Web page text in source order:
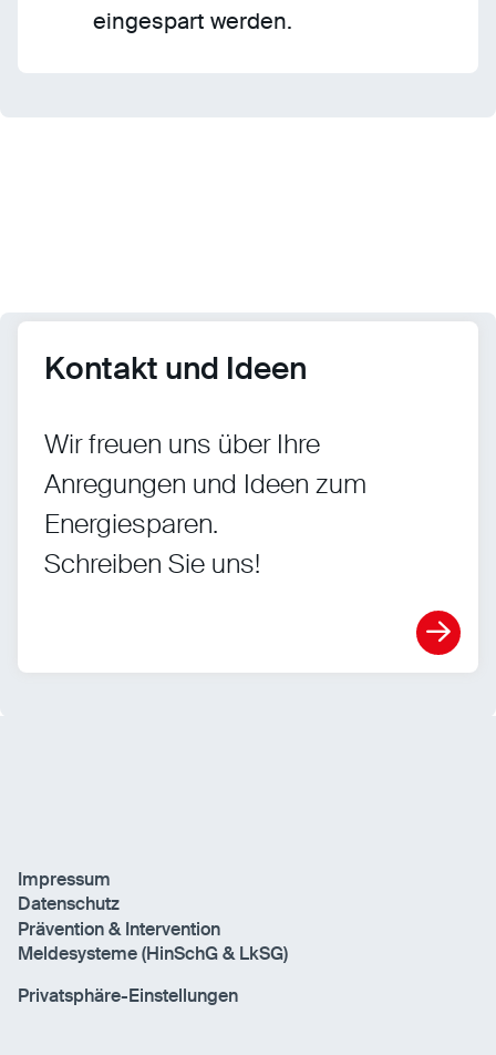
eingespart werden.
Kontakt und Ideen
Wir freuen uns über Ihre
Anregungen und Ideen zum
Energiesparen.
Schreiben Sie uns!
Impressum
Datenschutz
Prävention & Intervention
Meldesysteme (HinSchG & LkSG)
Privatsphäre-Einstellungen